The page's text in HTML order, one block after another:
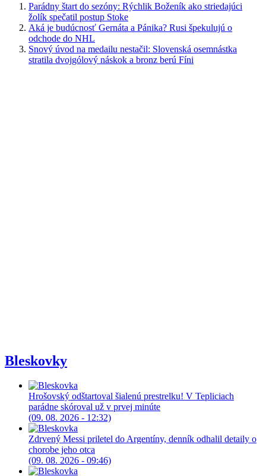
Parádny štart do sezóny: Rýchlik Boženík ako striedajúci
žolík spečatil postup Stoke
Aká je budúcnosť Gernáta a Pánika? Rusi špekulujú o
odchode do NHL
Snový úvod na medailu nestačil: Slovenská osemnástka
stratila dvojgólový náskok a bronz berú Fíni
Bleskovky
Hrošovský odštartoval šialenú prestrelku! V Tepliciach
parádne skóroval už v prvej minúte
(09. 08. 2026 - 12:32)
Zdrvený Messi priletel do Argentíny, denník odhalil detaily o
chorobe jeho otca
(09. 08. 2026 - 09:46)